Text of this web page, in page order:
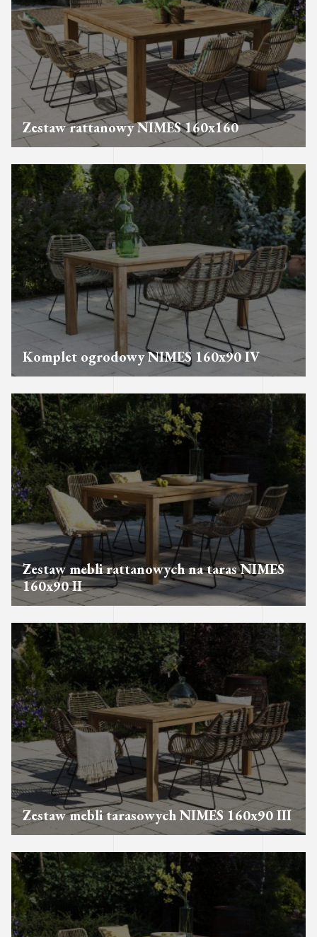
Zestaw rattanowy NIMES 160x160
Komplet ogrodowy NIMES 160x90 IV
Zestaw mebli rattanowych na taras NIMES
160x90 II
Zestaw mebli tarasowych NIMES 160x90 III